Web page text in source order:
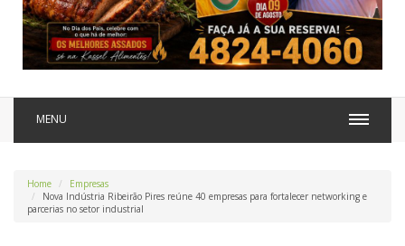
MENU
Home
Empresas
Nova Indústria Ribeirão Pires reúne 40 empresas para fortalecer networking e
parcerias no setor industrial